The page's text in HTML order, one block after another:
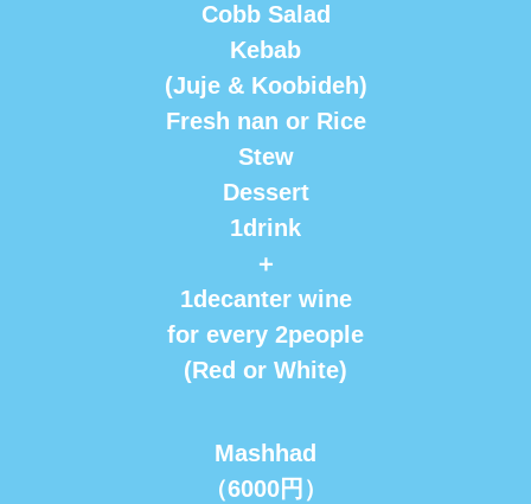
Cobb Salad
Kebab
(Juje & Koobideh)
Fresh nan or Rice
Stew
Dessert
1drink
＋
1decanter wine
for every 2people
(Red or White)
Mashhad
（6000円）